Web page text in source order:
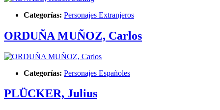
Categorías: Personajes Extranjeros
ORDUÑA MUÑOZ, Carlos
Categorías: Personajes Españoles
PLÜCKER, Julius